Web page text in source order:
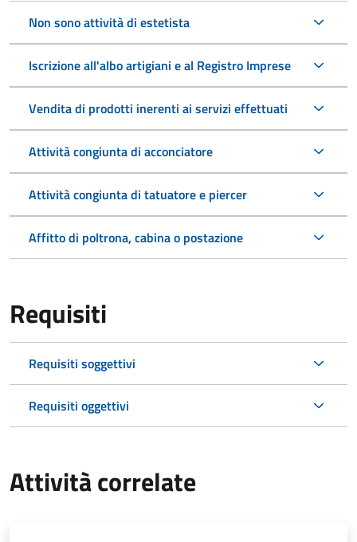
Non sono attività di estetista
Iscrizione all'albo artigiani e al Registro Imprese
Vendita di prodotti inerenti ai servizi effettuati
Attività congiunta di acconciatore
Attività congiunta di tatuatore e piercer
Affitto di poltrona, cabina o postazione
Requisiti
Requisiti soggettivi
Requisiti oggettivi
Attività correlate